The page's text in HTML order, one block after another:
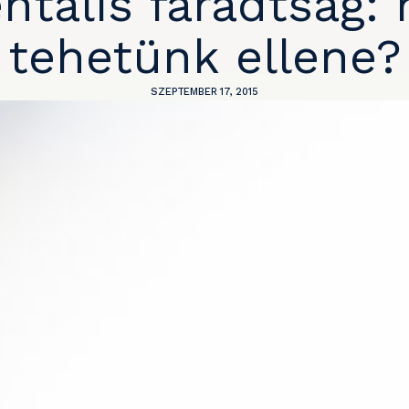
tehetünk ellene?
SZEPTEMBER 17, 2015